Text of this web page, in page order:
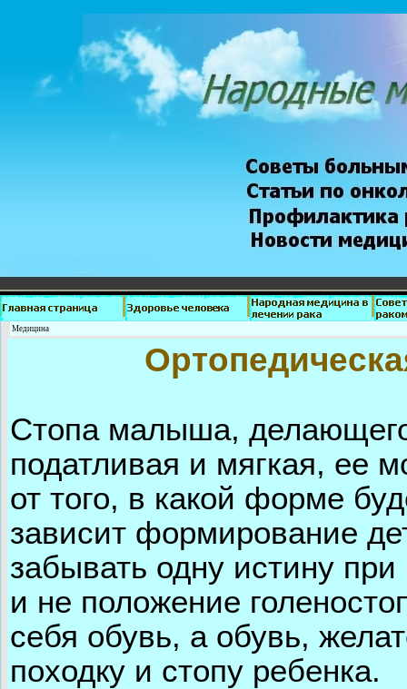
Медицина
Стопа малыша,
податливая и мягкая, ее
от того, в какой форме
зависит формирование
забывать одну истину
и не положение
себя обувь, а обувь,
походку и стопу ребенка.